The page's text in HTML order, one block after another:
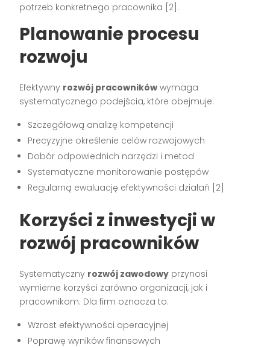
potrzeb konkretnego pracownika [2].
Planowanie procesu
rozwoju
Efektywny rozwój pracowników wymaga
systematycznego podejścia, które obejmuje:
Szczegółową analizę kompetencji
Precyzyjne określenie celów rozwojowych
Dobór odpowiednich narzędzi i metod
Systematyczne monitorowanie postępów
Regularną ewaluację efektywności działań [2]
Korzyści z inwestycji w
rozwój pracowników
Systematyczny rozwój zawodowy przynosi
wymierne korzyści zarówno organizacji, jak i
pracownikom. Dla firm oznacza to:
Wzrost efektywności operacyjnej
Poprawę wyników finansowych